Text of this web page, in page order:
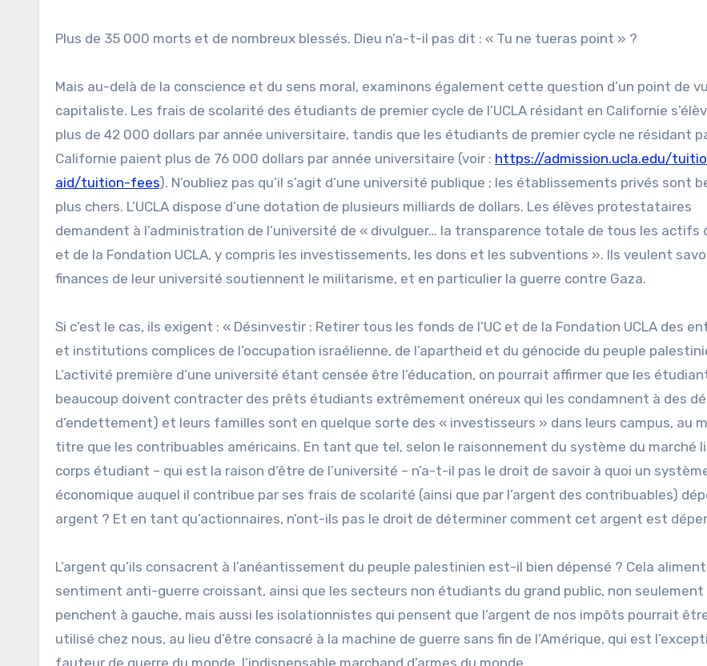
Plus de 35 000 morts et de nombreux blessés. Dieu n’a-t-il pas dit : « Tu ne tueras point » ?
Mais au-delà de la conscience et du sens moral, examinons également cette question d’un point de
capitaliste. Les frais de scolarité des étudiants de premier cycle de l’UCLA résidant en Californie
plus de 42 000 dollars par année universitaire, tandis que les étudiants de premier cycle ne résidant
Californie paient plus de 76 000 dollars par année universitaire (voir : https://admission.ucla.edu/
aid/tuition-fees). N’oubliez pas qu’il s’agit d’une université publique ; les établissements privés sont
plus chers. L’UCLA dispose d’une dotation de plusieurs milliards de dollars. Les élèves protestataires
demandent à l’administration de l’université de « divulguer… la transparence totale de tous les actifs
et de la Fondation UCLA, y compris les investissements, les dons et les subventions ». Ils veulent
finances de leur université soutiennent le militarisme, et en particulier la guerre contre Gaza.
Si c’est le cas, ils exigent : « Désinvestir : Retirer tous les fonds de l’UC et de la Fondation UCLA des
et institutions complices de l’occupation israélienne, de l’apartheid et du génocide du peuple
L’activité première d’une université étant censée être l’éducation, on pourrait affirmer que les
beaucoup doivent contracter des prêts étudiants extrêmement onéreux qui les condamnent à des
d’endettement) et leurs familles sont en quelque sorte des « investisseurs » dans leurs campus, au
titre que les contribuables américains. En tant que tel, selon le raisonnement du système du marché
corps étudiant – qui est la raison d’être de l’université – n’a-t-il pas le droit de savoir à quoi un
économique auquel il contribue par ses frais de scolarité (ainsi que par l’argent des contribuables)
argent ? Et en tant qu’actionnaires, n’ont-ils pas le droit de déterminer comment cet argent est
L’argent qu’ils consacrent à l’anéantissement du peuple palestinien est-il bien dépensé ? Cela
sentiment anti-guerre croissant, ainsi que les secteurs non étudiants du grand public, non seulement
penchent à gauche, mais aussi les isolationnistes qui pensent que l’argent de nos impôts pourrait
utilisé chez nous, au lieu d’être consacré à la machine de guerre sans fin de l’Amérique, qui est